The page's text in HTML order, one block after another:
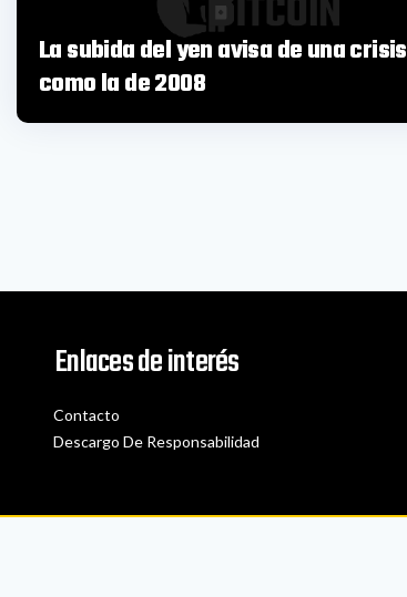
La subida del yen avisa de una crisis
como la de 2008
Enlaces de interés
Contacto
Descargo De Responsabilidad